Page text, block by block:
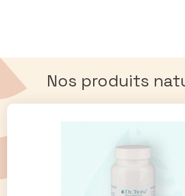
Nos produits